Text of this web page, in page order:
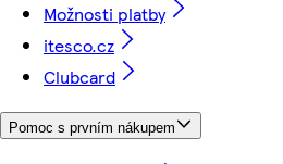
Možnosti platby
itesco.cz
Clubcard
Pomoc s prvním nákupem